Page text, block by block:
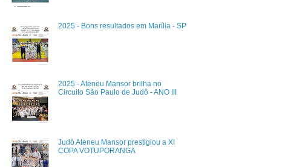
2025 - Bons resultados em Marília - SP
2025 - Ateneu Mansor brilha no
Circuito São Paulo de Judô - ANO III
Judô Ateneu Mansor prestigiou a XI
COPA VOTUPORANGA